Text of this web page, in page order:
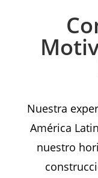
Nuestra
América
nuestro